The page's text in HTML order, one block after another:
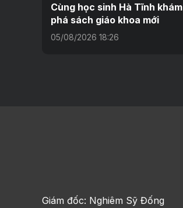
Cùng học sinh Hà Tĩnh khám
phá sách giáo khoa mới
05/08/2026 18:26
Giám đốc: Nghiêm Sỹ Đống